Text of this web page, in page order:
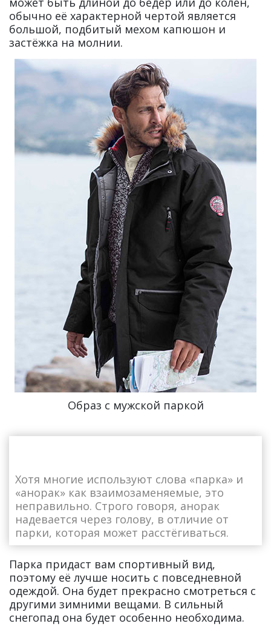
обычно её характерной чертой является
большой, подбитый мехом капюшон и
застёжка на молнии.
Образ с мужской паркой
Хотя многие используют слова «парка» и
«анорак» как взаимозаменяемые, это
неправильно. Строго говоря, анорак
надевается через голову, в отличие от
парки, которая может расстёгиваться.
Парка придаст вам спортивный вид,
поэтому её лучше носить с повседневной
одеждой. Она будет прекрасно смотреться с
другими зимними вещами. В сильный
снегопад она будет особенно необходима.